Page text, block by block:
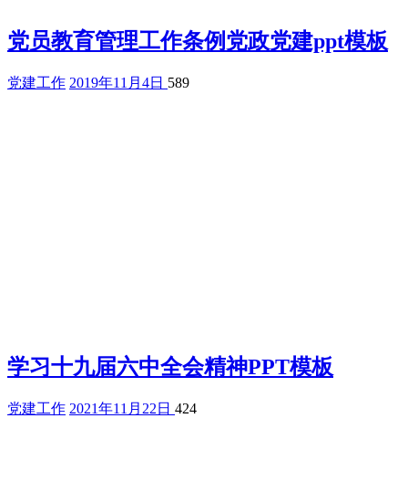
党员教育管理工作条例党政党建ppt模板
党建工作 2019年11月4日 589
学习十九届六中全会精神PPT模板
党建工作 2021年11月22日 424